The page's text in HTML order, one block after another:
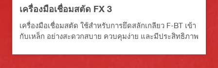
เครื่องมือเชื่อมสตัด FX 3
เครื่องมือเชื่อมสตัด ใช้สำหรับการยึดสลักเกลียว F-BT เข้า
กับเหล็ก อย่างสะดวกสบาย ควบคุมง่าย และมีประสิทธิภาพ